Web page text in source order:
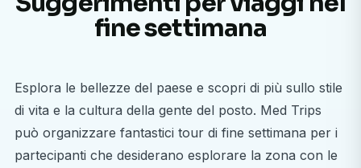
fine settimana
Esplora le bellezze del paese e scopri di più sullo stile
di vita e la cultura della gente del posto. Med Trips
può organizzare fantastici tour di fine settimana per i
partecipanti che desiderano esplorare la zona con le